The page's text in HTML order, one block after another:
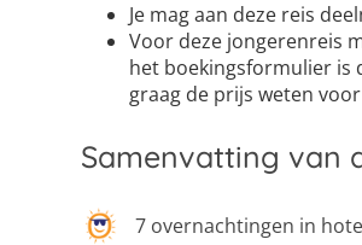
Je mag aan deze reis
Voor deze jongerenreis
het boekingsformulier is
graag de prijs weten
Samenvatting van
7 overnachtingen in